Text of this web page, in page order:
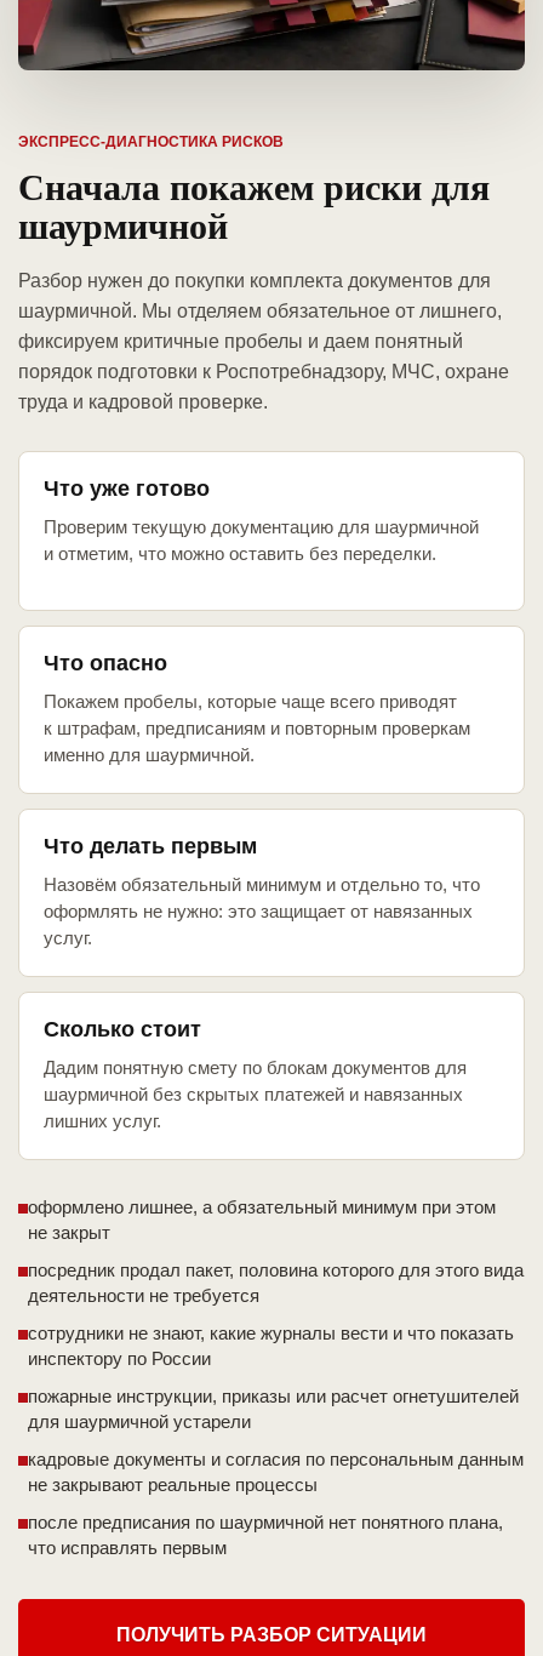
ЭКСПРЕСС-ДИАГНОСТИКА РИСКОВ
Сначала покажем риски для
шаурмичной
Разбор нужен до покупки комплекта документов для
шаурмичной. Мы отделяем обязательное от лишнего,
фиксируем критичные пробелы и даем понятный
порядок подготовки к Роспотребнадзору, МЧС, охране
труда и кадровой проверке.
Что уже готово
Проверим текущую документацию для шаурмичной
и отметим, что можно оставить без переделки.
Что опасно
Покажем пробелы, которые чаще всего приводят
к штрафам, предписаниям и повторным проверкам
именно для шаурмичной.
Что делать первым
Назовём обязательный минимум и отдельно то, что
оформлять не нужно: это защищает от навязанных
услуг.
Сколько стоит
Дадим понятную смету по блокам документов для
шаурмичной без скрытых платежей и навязанных
лишних услуг.
оформлено лишнее, а обязательный минимум при этом
не закрыт
посредник продал пакет, половина которого для этого вида
деятельности не требуется
сотрудники не знают, какие журналы вести и что показать
инспектору по России
пожарные инструкции, приказы или расчет огнетушителей
для шаурмичной устарели
кадровые документы и согласия по персональным данным
не закрывают реальные процессы
после предписания по шаурмичной нет понятного плана,
что исправлять первым
ПОЛУЧИТЬ РАЗБОР СИТУАЦИИ